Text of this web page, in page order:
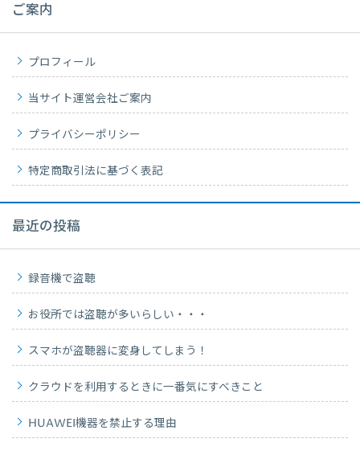
ご案内
プロフィール
当サイト運営会社ご案内
プライバシーポリシー
特定商取引法に基づく表記
最近の投稿
録音機で盗聴
お役所では盗聴が多いらしい・・・
スマホが盗聴器に変身してしまう！
クラウドを利用するときに一番気にすべきこと
HUAWEI機器を禁止する理由